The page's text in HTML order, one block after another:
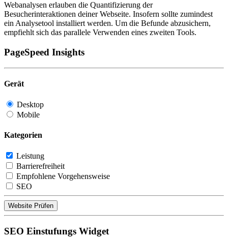
Webanalysen erlauben die Quantifizierung der
Besucherinteraktionen deiner Webseite. Insofern sollte zumindest
ein Analysetool installiert werden. Um die Befunde abzusichern,
empfiehlt sich das parallele Verwenden eines zweiten Tools.
PageSpeed Insights
Gerät
Desktop
Mobile
Kategorien
Leistung
Barrierefreiheit
Empfohlene Vorgehensweise
SEO
Website Prüfen
SEO Einstufungs Widget